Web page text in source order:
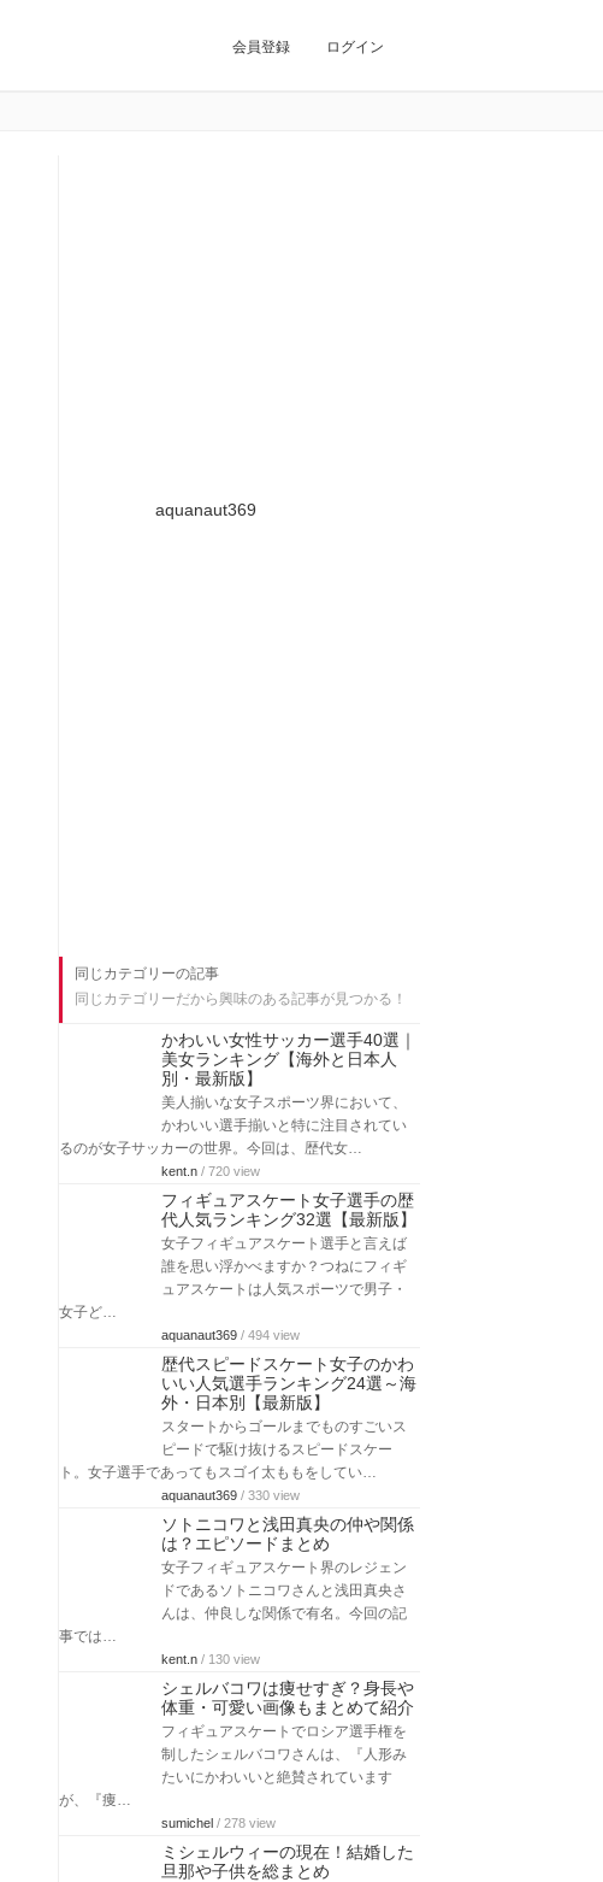
会員登録 ログイン
aquanaut369
同じカテゴリーの記事
同じカテゴリーだから興味のある記事が見つかる！
かわいい女性サッカー選手40選｜
美女ランキング【海外と日本人
別・最新版】
美人揃いな女子スポーツ界において、
かわいい選手揃いと特に注目されてい
るのが女子サッカーの世界。今回は、歴代女…
kent.n / 720 view
フィギュアスケート女子選手の歴
代人気ランキング32選【最新版】
女子フィギュアスケート選手と言えば
誰を思い浮かべますか？つねにフィギ
ュアスケートは人気スポーツで男子・
女子ど…
aquanaut369 / 494 view
歴代スピードスケート女子のかわ
いい人気選手ランキング24選～海
外・日本別【最新版】
スタートからゴールまでものすごいス
ピードで駆け抜けるスピードスケー
ト。女子選手であってもスゴイ太ももをしてい…
aquanaut369 / 330 view
ソトニコワと浅田真央の仲や関係
は？エピソードまとめ
女子フィギュアスケート界のレジェン
ドであるソトニコワさんと浅田真央さ
んは、仲良しな関係で有名。今回の記
事では…
kent.n / 130 view
シェルバコワは痩せすぎ？身長や
体重・可愛い画像もまとめて紹介
フィギュアスケートでロシア選手権を
制したシェルバコワさんは、『人形み
たいにかわいいと絶賛されています
が、『痩…
sumichel / 278 view
ミシェルウィーの現在！結婚した
旦那や子供を総まとめ